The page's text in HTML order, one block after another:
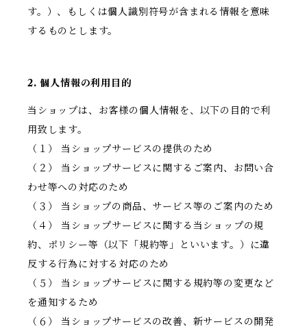
す。）、もしくは個人識別符号が含まれる情報を意味
するものとします。
2. 個人情報の利用目的
当ショップは、お客様の個人情報を、以下の目的で利
用致します。
（１） 当ショップサービスの提供のため
（２） 当ショップサービスに関するご案内、お問い合
わせ等への対応のため
（３） 当ショップの商品、サービス等のご案内のため
（４） 当ショップサービスに関する当ショップの規
約、ポリシー等（以下「規約等」といいます。）に違
反する行為に対する対応のため
（５） 当ショップサービスに関する規約等の変更など
を通知するため
（６） 当ショップサービスの改善、新サービスの開発